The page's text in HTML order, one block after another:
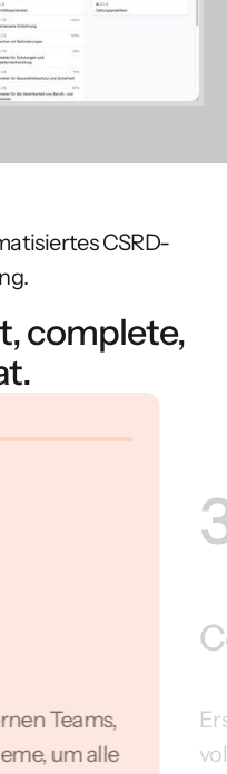
CSRD-
complete,
Teams,
um alle